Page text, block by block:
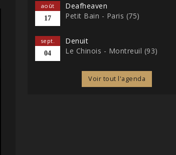
août
17
Deafheaven
Petit Bain - Paris (75)
sept.
04
Denuit
Le Chinois - Montreuil (93)
Voir tout l'agenda